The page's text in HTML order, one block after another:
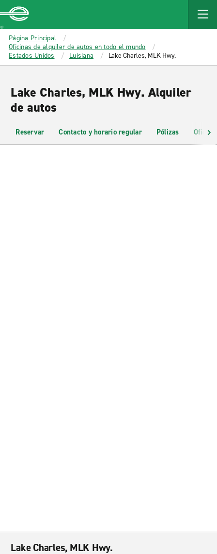
MAIN
CONTENT
Enterprise
Página Principal
Oficinas de alquiler de autos en todo el mundo
Estados Unidos
Luisiana Lake Charles, MLK Hwy.
Lake Charles, MLK Hwy. Alquiler
de autos
Reservar Contacto y horario regular Pólizas
Lake Charles, MLK Hwy.